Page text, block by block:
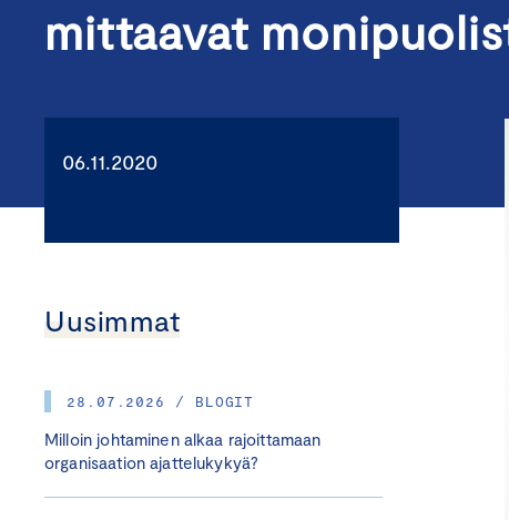
mittaavat
06.11.2020
Uusimmat
28.07.2026 / BLOGIT
Milloin johtaminen alkaa rajoittamaan
organisaation ajattelukykyä?